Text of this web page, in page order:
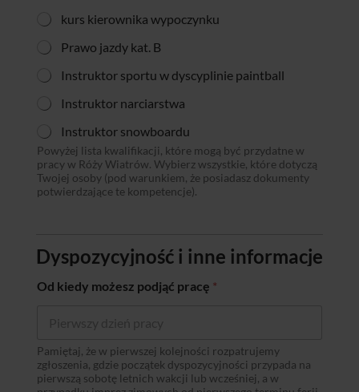
kurs kierownika wypoczynku
Prawo jazdy kat. B
Instruktor sportu w dyscyplinie paintball
Instruktor narciarstwa
Instruktor snowboardu
Powyżej lista kwalifikacji, które mogą być przydatne w
pracy w Róży Wiatrów. Wybierz wszystkie, które dotyczą
Twojej osoby (pod warunkiem, że posiadasz dokumenty
potwierdzające te kompetencje).
Dyspozycyjność i inne informacje
Od kiedy możesz podjąć pracę *
Pamiętaj, że w pierwszej kolejności rozpatrujemy
zgłoszenia, gdzie początek dyspozycyjności przypada na
pierwszą sobotę letnich wakcji lub wcześniej, a w